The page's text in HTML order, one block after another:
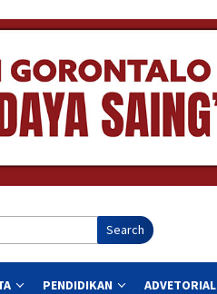
Search
PENDIDIKAN ADVETORIAL